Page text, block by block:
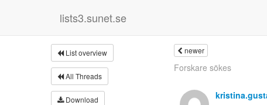
lists3.sunet.se
List overview
All Threads
Download
newer
Forskare sökes